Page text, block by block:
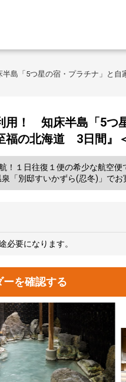
島「5つ星の宿・プラチナ」と
用！ 知床半島「5つ
福の北海道 3日間』
！１日往復１便の希少な航空
「別邸すいかずら(忍冬)」で
必要になります。
ーを確認する